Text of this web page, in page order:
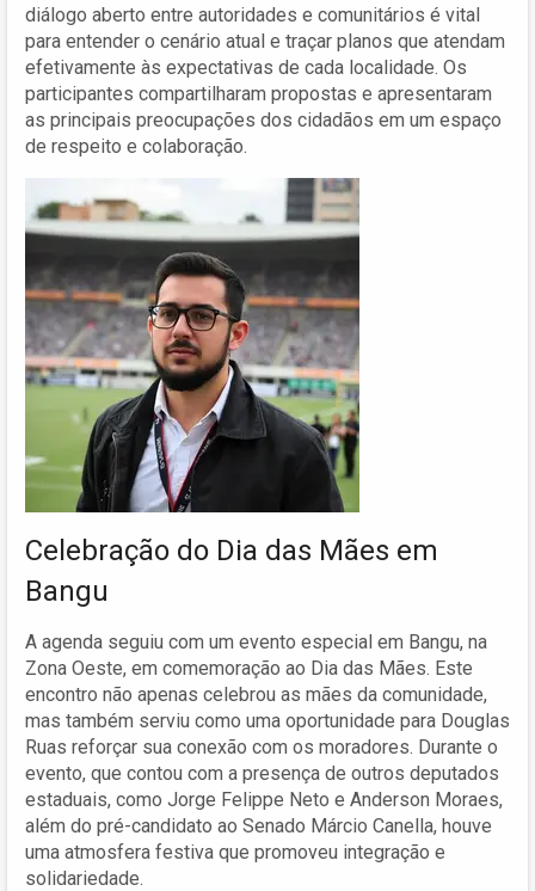
diálogo aberto entre autoridades e comunitários é vital
para entender o cenário atual e traçar planos que atendam
efetivamente às expectativas de cada localidade. Os
participantes compartilharam propostas e apresentaram
as principais preocupações dos cidadãos em um espaço
de respeito e colaboração.
Celebração do Dia das Mães em
Bangu
A agenda seguiu com um evento especial em Bangu, na
Zona Oeste, em comemoração ao Dia das Mães. Este
encontro não apenas celebrou as mães da comunidade,
mas também serviu como uma oportunidade para Douglas
Ruas reforçar sua conexão com os moradores. Durante o
evento, que contou com a presença de outros deputados
estaduais, como Jorge Felippe Neto e Anderson Moraes,
além do pré-candidato ao Senado Márcio Canella, houve
uma atmosfera festiva que promoveu integração e
solidariedade.